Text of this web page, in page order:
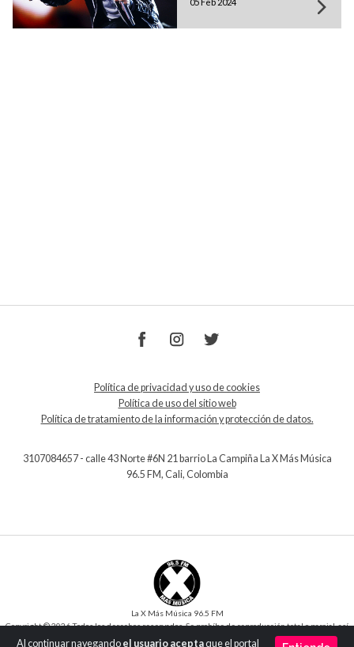
Al continuar navegando el usuario aceptaque el portal
05 Feb 2024
Política de privacidad y uso de cookies
Política de uso del sitio web
Política de tratamiento de la información y protección de datos.
3107084657 - calle 43 Norte #6N 21 barrio La Campiña La X Más Música
96.5 FM, Cali, Colombia
La X Más Música 96.5 FM
Copyright © 2026 Todos los derechos reservados. Se prohíbe de reproducción total o parcial, así
como su traducción a cualquier idioma sin la autorización escrita del titular.